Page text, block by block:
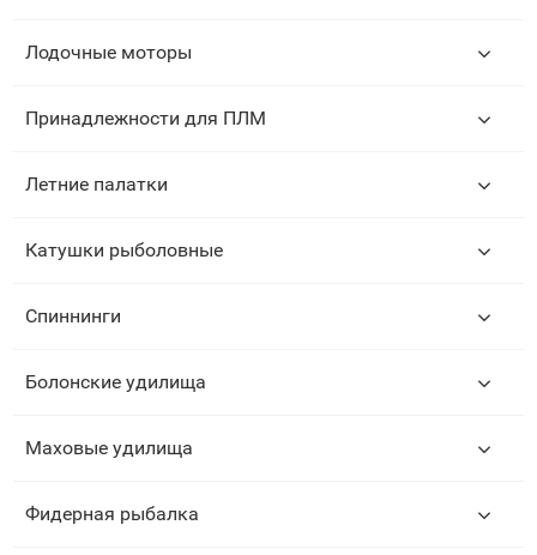
Лодочные моторы
Принадлежности для ПЛМ
Летние палатки
Катушки рыболовные
Спиннинги
Болонские удилища
Маховые удилища
Фидерная рыбалка